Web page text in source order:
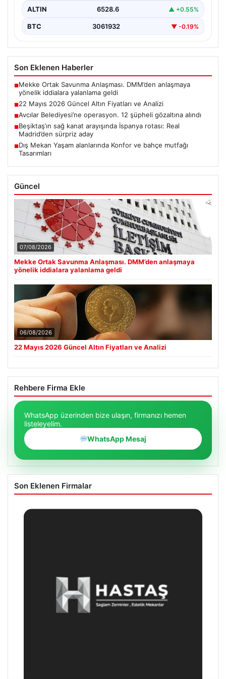
ALTIN 6528.6 ▲ +0.55%
BTC 3061932 ▼ -0.19%
Son Eklenen Haberler
■Mekke Ortak Savunma Anlaşması. DMM’den anlaşmaya
yönelik iddialara yalanlama geldi
■22 Mayıs 2026 Güncel Altın Fiyatları ve Analizi
■Avcılar Belediyesi’ne operasyon. 12 şüpheli gözaltına alındı
■Beşiktaş’ın sağ kanat arayışında İspanya rotası: Real
Madrid’den sürpriz aday
■Dış Mekan Yaşam alanlarında Konfor ve bahçe mutfağı
Tasarımları
Güncel
07/08/2026
Mekke Ortak Savunma Anlaşması. DMM’den anlaşmaya
yönelik iddialara yalanlama geldi
06/08/2026
22 Mayıs 2026 Güncel Altın Fiyatları ve Analizi
Rehbere Firma Ekle
WhatsApp üzerinden bize ulaşın, firmanızı hemen
listeleyelim.
WhatsApp Mesaj
Son Eklenen Firmalar